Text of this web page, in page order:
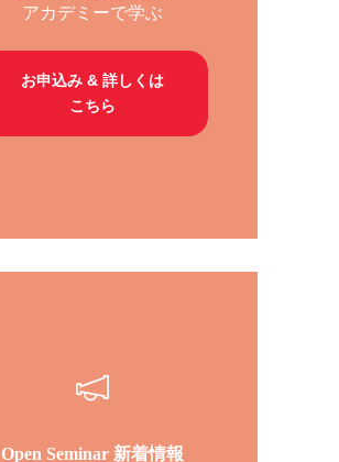
アカデミーで学ぶ
お申込み & 詳しくは
こちら
Open Seminar 新着情報